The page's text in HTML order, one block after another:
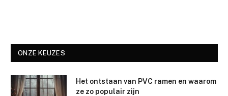
ONZE KEUZES
Het ontstaan van PVC ramen en waarom
ze zo populair zijn